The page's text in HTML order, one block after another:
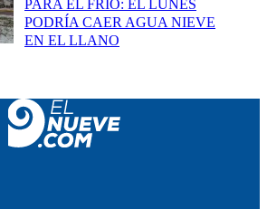
PARA EL FRÍO: EL LUNES
PODRÍA CAER AGUA NIEVE
EN EL LLANO